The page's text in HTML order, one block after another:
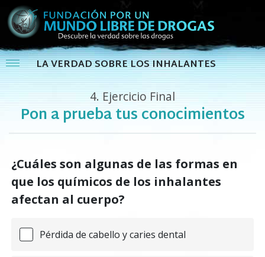
LA VERDAD SOBRE LOS INHALANTES
4. Ejercicio Final
Pon a prueba tus conocimientos
¿Cuáles son algunas de las formas en
que los químicos de los inhalantes
afectan al cuerpo?
Pérdida de cabello y caries dental